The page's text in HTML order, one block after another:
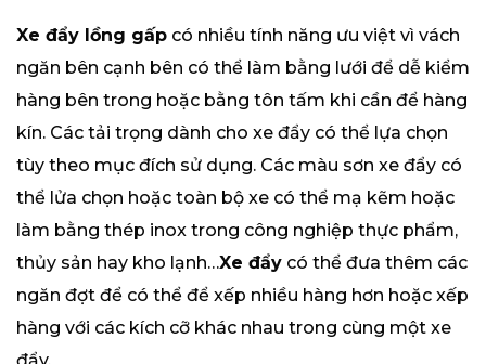
Xe đẩy lồng gấp có nhiều tính năng ưu việt vì vách
ngăn bên cạnh bên có thể làm bằng lưới để dễ kiểm
hàng bên trong hoặc bằng tôn tấm khi cần để hàng
kín. Các tải trọng dành cho xe đẩy có thể lựa chọn
tùy theo mục đích sử dụng. Các màu sơn xe đẩy có
thể lửa chọn hoặc toàn bộ xe có thể mạ kẽm hoặc
làm bằng thép inox trong công nghiệp thực phẩm,
thủy sản hay kho lạnh…Xe đẩy có thể đưa thêm các
ngăn đợt để có thể để xếp nhiều hàng hơn hoặc xếp
hàng với các kích cỡ khác nhau trong cùng một xe